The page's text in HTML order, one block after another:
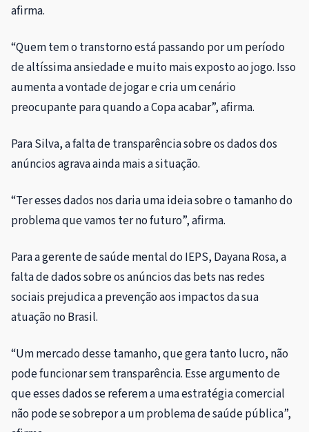
afirma.
“Quem tem o transtorno está passando por um período
de altíssima ansiedade e muito mais exposto ao jogo. Isso
aumenta a vontade de jogar e cria um cenário
preocupante para quando a Copa acabar”, afirma.
Para Silva, a falta de transparência sobre os dados dos
anúncios agrava ainda mais a situação.
“Ter esses dados nos daria uma ideia sobre o tamanho do
problema que vamos ter no futuro”, afirma.
Para a gerente de saúde mental do IEPS, Dayana Rosa, a
falta de dados sobre os anúncios das bets nas redes
sociais prejudica a prevenção aos impactos da sua
atuação no Brasil.
“Um mercado desse tamanho, que gera tanto lucro, não
pode funcionar sem transparência. Esse argumento de
que esses dados se referem a uma estratégia comercial
não pode se sobrepor a um problema de saúde pública”,